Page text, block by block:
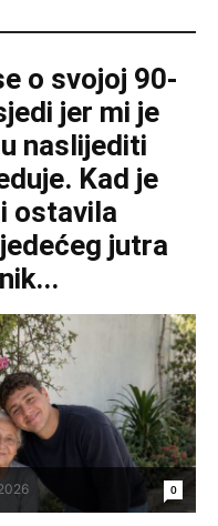
o svojoj 90-
jer mi je
naslijediti
Kad je
ostavila
jutra
0